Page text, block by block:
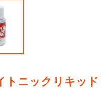
トニックリキッド